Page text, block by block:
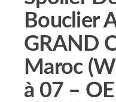
Bouclier
GRAND
Maroc
à 07 –